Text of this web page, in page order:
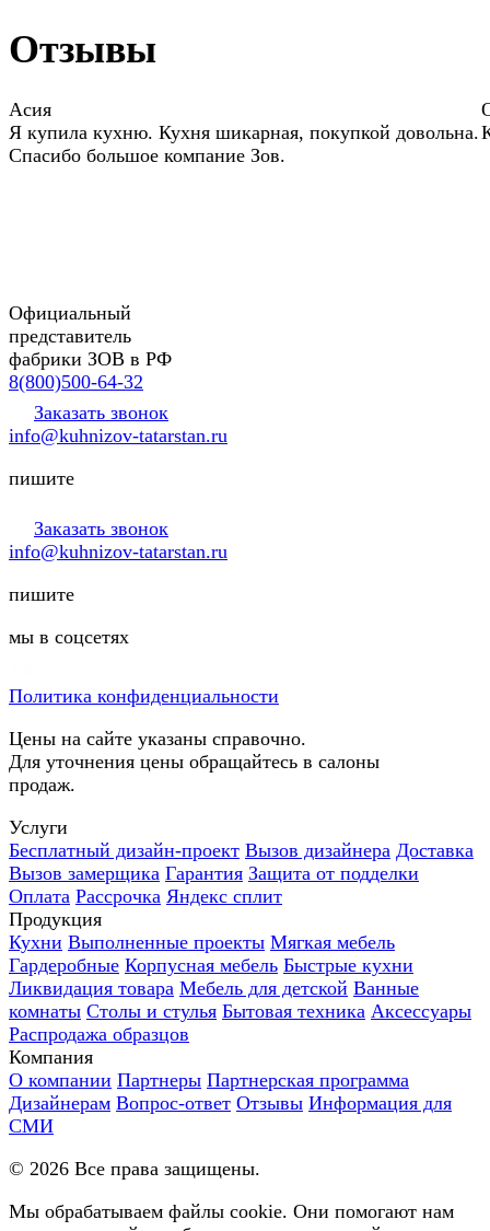
Отзывы
Асия
Я купила кухню. Кухня шикарная, покупкой довольна.
Спасибо большое компание Зов.
Официальный
представитель
фабрики ЗОВ в РФ
8(800)500-64-32
Заказать звонок
info@kuhnizov-tatarstan.ru
пишите
Заказать звонок
info@kuhnizov-tatarstan.ru
пишите
мы в соцсетях
Политика конфиденциальности
Цены на сайте указаны справочно.
Для уточнения цены обращайтесь в салоны
продаж.
Услуги
Бесплатный дизайн-проект Вызов дизайнера Доставка
Вызов замерщика Гарантия Защита от подделки
Оплата Рассрочка Яндекс сплит
Продукция
Кухни Выполненные проекты Мягкая мебель
Гардеробные Корпусная мебель Быстрые кухни
Ликвидация товара Мебель для детской Ванные
комнаты Столы и стулья Бытовая техника Аксессуары
Распродажа образцов
Компания
О компании Партнеры Партнерская программа
Дизайнерам Вопрос-ответ Отзывы Информация для
СМИ
© 2026 Все права защищены.
Мы обрабатываем файлы cookie. Они помогают нам